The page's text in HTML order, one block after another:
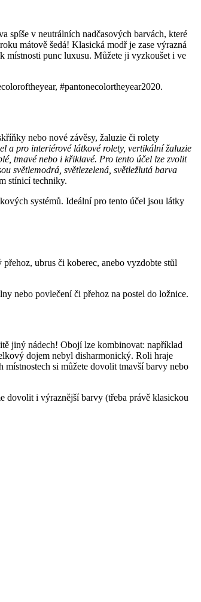
spíše v neutrálních nadčasových barvách, které
mátově šedá! Klasická modř je zase výrazná
místnosti punc luxusu. Můžete ji vyzkoušet i ve
#pantonecolortheyear2020.
nebo nové závěsy, žaluzie či rolety
a pro interiérové látkové rolety, vertikální žaluzie
tmavé nebo i křiklavé. Pro tento účel lze zvolit
světlemodrá, světlezelená, světležlutá barva
stínicí techniky.
systémů. Ideální pro tento účel jsou látky
ubrus či koberec, anebo vyzdobte stůl
nebo povlečení či přehoz na postel do ložnice.
jiný nádech! Obojí lze kombinovat: například
dojem nebyl disharmonický. Roli hraje
si můžete dovolit tmavší barvy nebo
dovolit i výraznější barvy (třeba právě klasickou